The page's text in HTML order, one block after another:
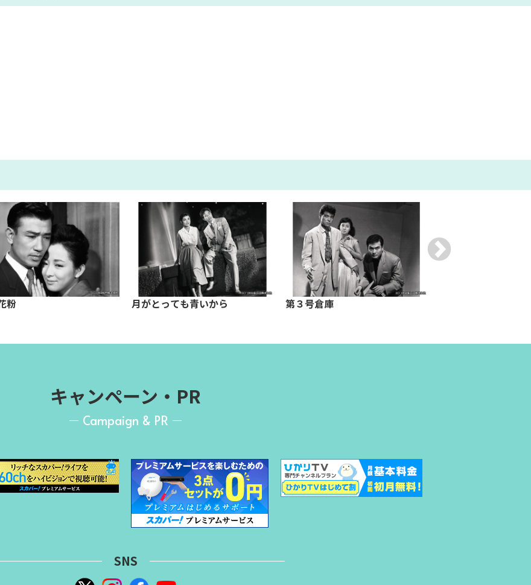
粉 月がとっても青いから 第３号倉庫
キャンペーン・PR
Campaign & PR
SNS